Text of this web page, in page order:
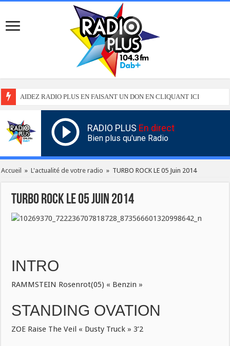
AIDEZ RADIO PLUS EN FAISANT UN DON EN CLIQUANT ICI
RADIO PLUS En direct
Bien plus qu'une Radio
Accueil » L'actualité de votre radio » TURBO ROCK LE 05 Juin 2014
TURBO ROCK LE 05 Juin 2014
INTRO
RAMMSTEIN Rosenrot(05) « Benzin »
STANDING OVATION
ZOE Raise The Veil « Dusty Truck » 3’2